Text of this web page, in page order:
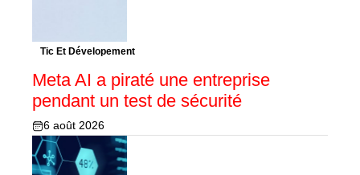
Tic Et Dévelopement
Meta AI a piraté une entreprise
pendant un test de sécurité
6 août 2026